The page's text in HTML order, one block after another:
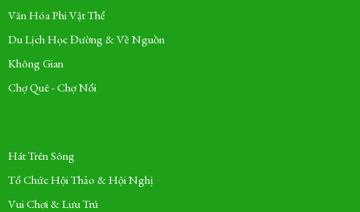
Văn Hóa Phi Vật Thể
Du Lịch Học Đường & Về Nguồn
Không Gian
Chợ Quê - Chợ Nổi
Hát Trên Sông
Tổ Chức Hội Thảo & Hội Nghị
Vui Chơi & Lưu Trú